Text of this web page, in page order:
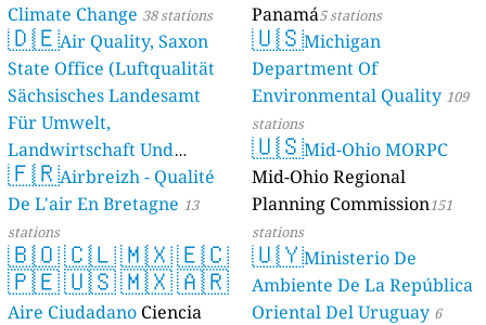
Climate Change 38 stations
🇩🇪Air Quality, Saxon
State Office (Luftqualität
Sächsisches Landesamt
Für Umwelt,
Landwirtschaft Und
Geologie) 50 stations
🇫🇷Airbreizh - Qualité
De L'air En Bretagne 13
stations
🇧🇴🇨🇱🇲🇽🇪🇨
🇵🇪🇺🇸🇲🇽🇦🇷
Aire Ciudadano Ciencia
Panamá5 stations
🇺🇸Michigan
Department Of
Environmental Quality 109
stations
🇺🇸Mid-Ohio MORPC
Mid-Ohio Regional
Planning Commission151
stations
🇺🇾Ministerio De
Ambiente De La República
Oriental Del Uruguay 6